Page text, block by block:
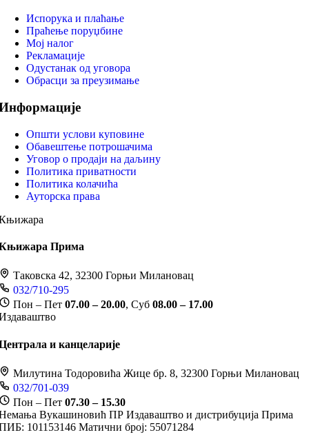
Испорука и плаћање
Праћење поруџбине
Мој налог
Рекламације
Одустанак од уговора
Обрасци за преузимање
Општи услови куповине
Обавештење потрошачима
Уговор о продаји на даљину
Политика приватности
Политика колачића
Ауторска права
Прима
Таковска 42, 32300 Горњи Милановац
032/710-295
Пон – Пет 07.00 – 20.00, Суб 08.00 – 17.00
и канцеларије
Милутина Тодоровића Жице бр. 8, 32300 Горњи Милановац
032/701-039
Пон – Пет 07.30 – 15.30
Вукашиновић ПР Издаваштво и дистрибуција Прима
101153146 Матични број: 55071284